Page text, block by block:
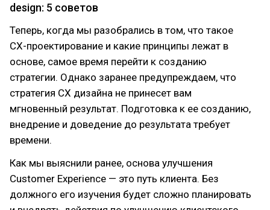
design: 5 советов
Теперь, когда мы разобрались в том, что такое
CX-проектирование и какие принципы лежат в
основе, самое время перейти к созданию
стратегии. Однако заранее предупреждаем, что
стратегия CX дизайна не принесет вам
мгновенный результат. Подготовка к ее созданию,
внедрение и доведение до результата требует
времени.
Как мы выяснили ранее, основа улучшения
Customer Experience — это путь клиента. Без
должного его изучения будет сложно планировать